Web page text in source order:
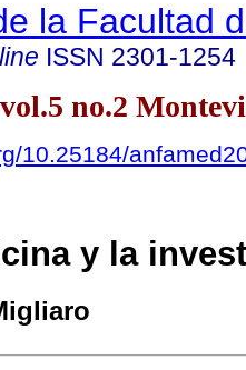
la Facultad
ISSN 2301-1254
no.2
10.25184/
y la